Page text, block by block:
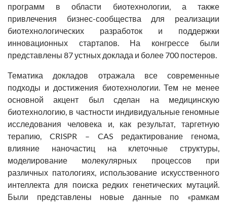
программ в области биотехнологии, а также
привлечения бизнес-сообщества для реализации
биотехнологических разработок и поддержки
инновационных стартапов. На конгрессе были
представлены 87 устных доклада и более 700 постеров.
Тематика докладов отражала все современные
подходы и достижения биотехнологии. Тем не менее
основной акцент был сделан на медицинскую
биотехнологию, в частности индивидуальные геномные
исследования человека и, как результат, таргетную
терапию, CRISPR – CAS редактирование генома,
влияние наночастиц на клеточные структуры,
моделирование молекулярных процессов при
различных патологиях, использование искусственного
интеллекта для поиска редких генетических мутаций.
Были представлены новые данные по «рамкам